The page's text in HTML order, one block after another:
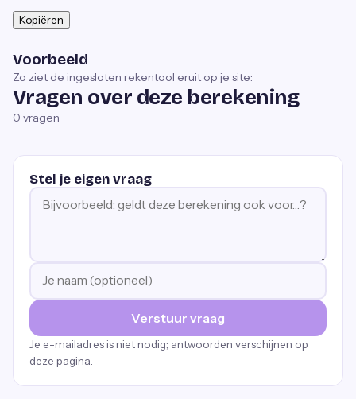
Kopiëren
Voorbeeld
Zo ziet de ingesloten rekentool eruit op je site:
Vragen over deze berekening
0 vragen
Stel je eigen vraag
Verstuur vraag
Je e-mailadres is niet nodig; antwoorden verschijnen op
deze pagina.